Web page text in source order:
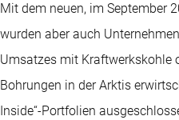
Mit dem neuen, im September
wurden aber auch
Umsatzes mit Kraftwerkskohle
Bohrungen in der Arktis
Inside“-Portfolien